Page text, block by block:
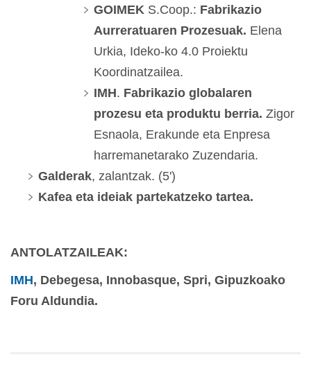
GOIMEK S.Coop.: Fabrikazio
Aurreratuaren Prozesuak. Elena
Urkia, Ideko-ko 4.0 Proiektu
Koordinatzailea.
IMH. Fabrikazio globalaren
prozesu eta produktu berria. Zigor
Esnaola, Erakunde eta Enpresa
harremanetarako Zuzendaria.
Galderak, zalantzak. (5')
Kafea eta ideiak partekatzeko tartea.
ANTOLATZAILEAK:
IMH, Debegesa, Innobasque, Spri, Gipuzkoako
Foru Aldundia.